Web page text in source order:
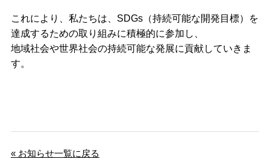
これにより、私たちは、SDGs（持続可能な開発目標）を
達成するための取り組みに積極的に参加し、
地域社会や世界社会の持続可能な発展に貢献していきま
す。
« お知らせ一覧に戻る